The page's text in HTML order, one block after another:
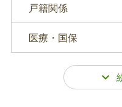
国民健康保険葬祭費
被保険者が亡くなられ
健康保険に加入して3
は、加入前の健康保険
戸籍関係
医療・国保